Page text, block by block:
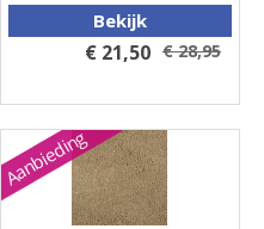
Bekijk
€ 21,50 € 28,95
Aanbieding